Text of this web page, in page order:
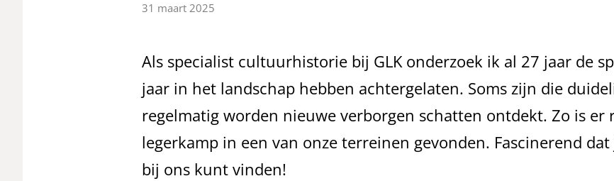
31 maart 2025
Als specialist cultuurhistorie bij GLK onderzoek ik al 27 jaar de
jaar in het landschap hebben achtergelaten. Soms zijn die
regelmatig worden nieuwe verborgen schatten ontdekt. Zo is er
legerkamp in een van onze terreinen gevonden. Fascinerend
bij ons kunt vinden!